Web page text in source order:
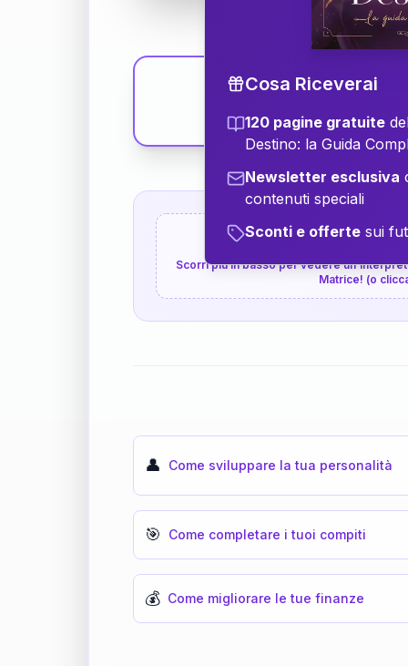
👇 P.S. Interpretazione
Scorri più in basso per vedere
Matrice! (o
👤 Come sviluppare la tua personalità
🎯 Come completare i tuoi compiti
💰 Come migliorare le tue finanze
Cosa Riceverai
120 pagine gratuite
Destino: la Guida
Newsletter esclusiva
contenuti speciali
Sconti e offerte sui